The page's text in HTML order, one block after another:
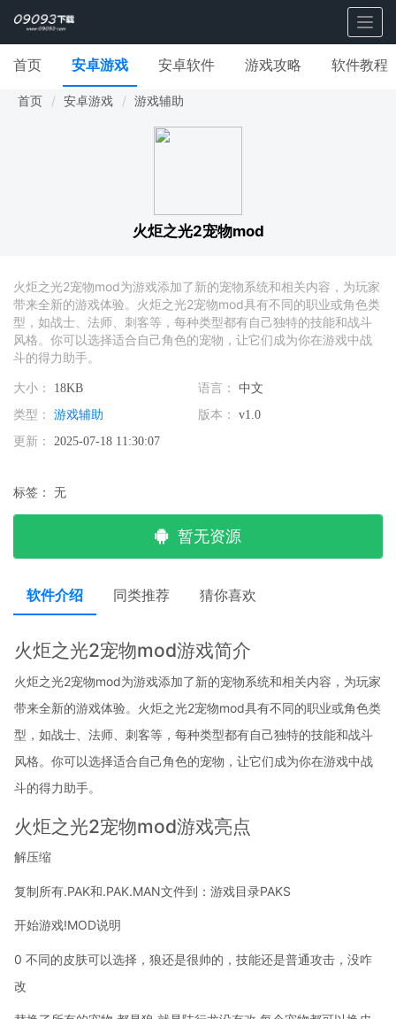
首页 安卓游戏 安卓软件 游戏攻略 软件教程
首页 安卓游戏 游戏辅助
火炬之光2宠物mod
火炬之光2宠物mod为游戏添加了新的宠物系统和相关内容，为玩家
带来全新的游戏体验。火炬之光2宠物mod具有不同的职业或角色类
型，如战士、法师、刺客等，每种类型都有自己独特的技能和战斗
风格。你可以选择适合自己角色的宠物，让它们成为你在游戏中战
斗的得力助手。
大小： 18KB 语言：
中文
类型：
游戏辅助 版本：
v1.0
更新：
2025-07-18 11:30:07
标签： 无
暂无资源
软件介绍 同类推荐 猜你喜欢
火炬之光2宠物mod游戏简介
火炬之光2宠物mod为游戏添加了新的宠物系统和相关内容，为玩家
带来全新的游戏体验。火炬之光2宠物mod具有不同的职业或角色类
型，如战士、法师、刺客等，每种类型都有自己独特的技能和战斗
风格。你可以选择适合自己角色的宠物，让它们成为你在游戏中战
斗的得力助手。
火炬之光2宠物mod游戏亮点
解压缩
复制所有.PAK和.PAK.MAN文件到：游戏目录PAKS
开始游戏!MOD说明
0 不同的皮肤可以选择，狼还是很帅的，技能还是普通攻击，没咋
改